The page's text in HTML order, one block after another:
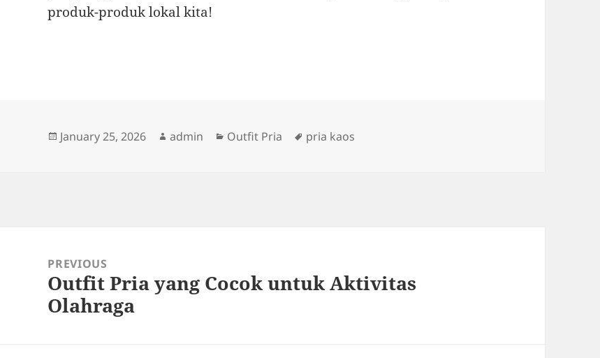
produk-produk lokal kita!
Posted
January 25, 2026 Author
admin Categories
Outfit Pria Tags
pria kaos
navigationPREVIOUS
Previous
post:
Outfit Pria yang Cocok untuk Aktivitas
Olahraga